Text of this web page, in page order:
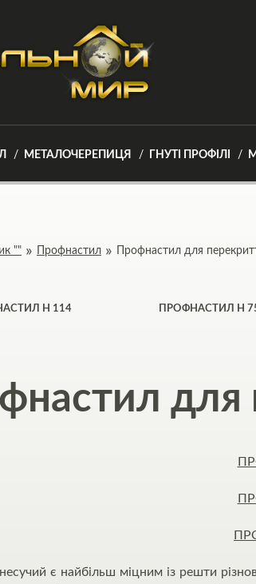
МЕТАЛОЧЕРЕПИЦЯ ГНУТІ ПРОФІЛІ
"" Профнастил Профнастил для
Н 114 ПРОФНАСТИЛ Н
для
є найбільш міцним із решти